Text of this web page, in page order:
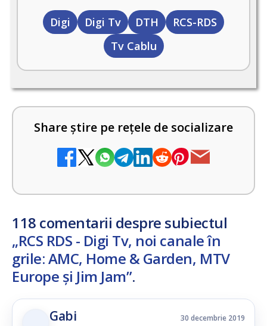
Digi Digi Tv DTH
RCS-RDS
Tv Cablu
Share știre pe rețele de socializare
118 comentarii despre subiectul
„RCS RDS - Digi Tv, noi canale în
grile: AMC, Home & Garden, MTV
Europe și Jim Jam”.
Gabi 30 decembrie 2019